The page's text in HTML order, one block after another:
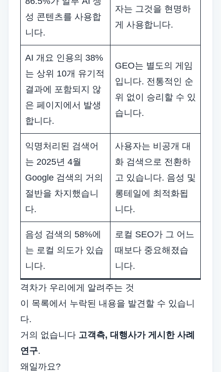
성 콘텐츠를 사용합
니다.
자는 그것을 현명하
게 사용합니다.
AI 개요 인용의 38%
는 상위 10개 유기적
결과에 포함되지 않
은 페이지에서 발생
합니다.
GEO는 별도의 게임
입니다. 전통적인 순
위 없이 승리할 수 있
습니다.
익명처리된 검색어
는 2025년 4월
Google 검색의 거의
절반을 차지했습니
다.
사용자는 비공개 대
화 검색으로 전환하
고 있습니다. 음성 및
롱테일에 최적화됩
니다.
음성 검색의 58%에
는 로컬 의도가 있습
니다.
로컬 SEO가 그 어느
때보다 중요해졌습
니다.
격차가 우리에게 알려주는 것
이 목록에서 누락된 내용을 발견할 수 있습니
다.
거의 없습니다 고객측, 대행사가 게시한 사례
연구.
왜일까요?